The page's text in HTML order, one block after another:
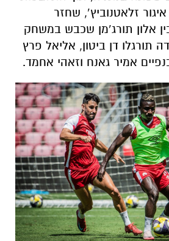
זלאטנוביץ’, שחזר
אלון תורג’מן שכבש במשחק
תורגלו דן ביטון, אליאל פרץ
אמיר גאנח וזאהי אחמד.